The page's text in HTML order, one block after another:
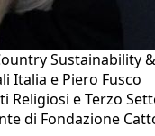
Sustainability &
Italia e Piero Fusco
Religiosi e Terzo
di Fondazione